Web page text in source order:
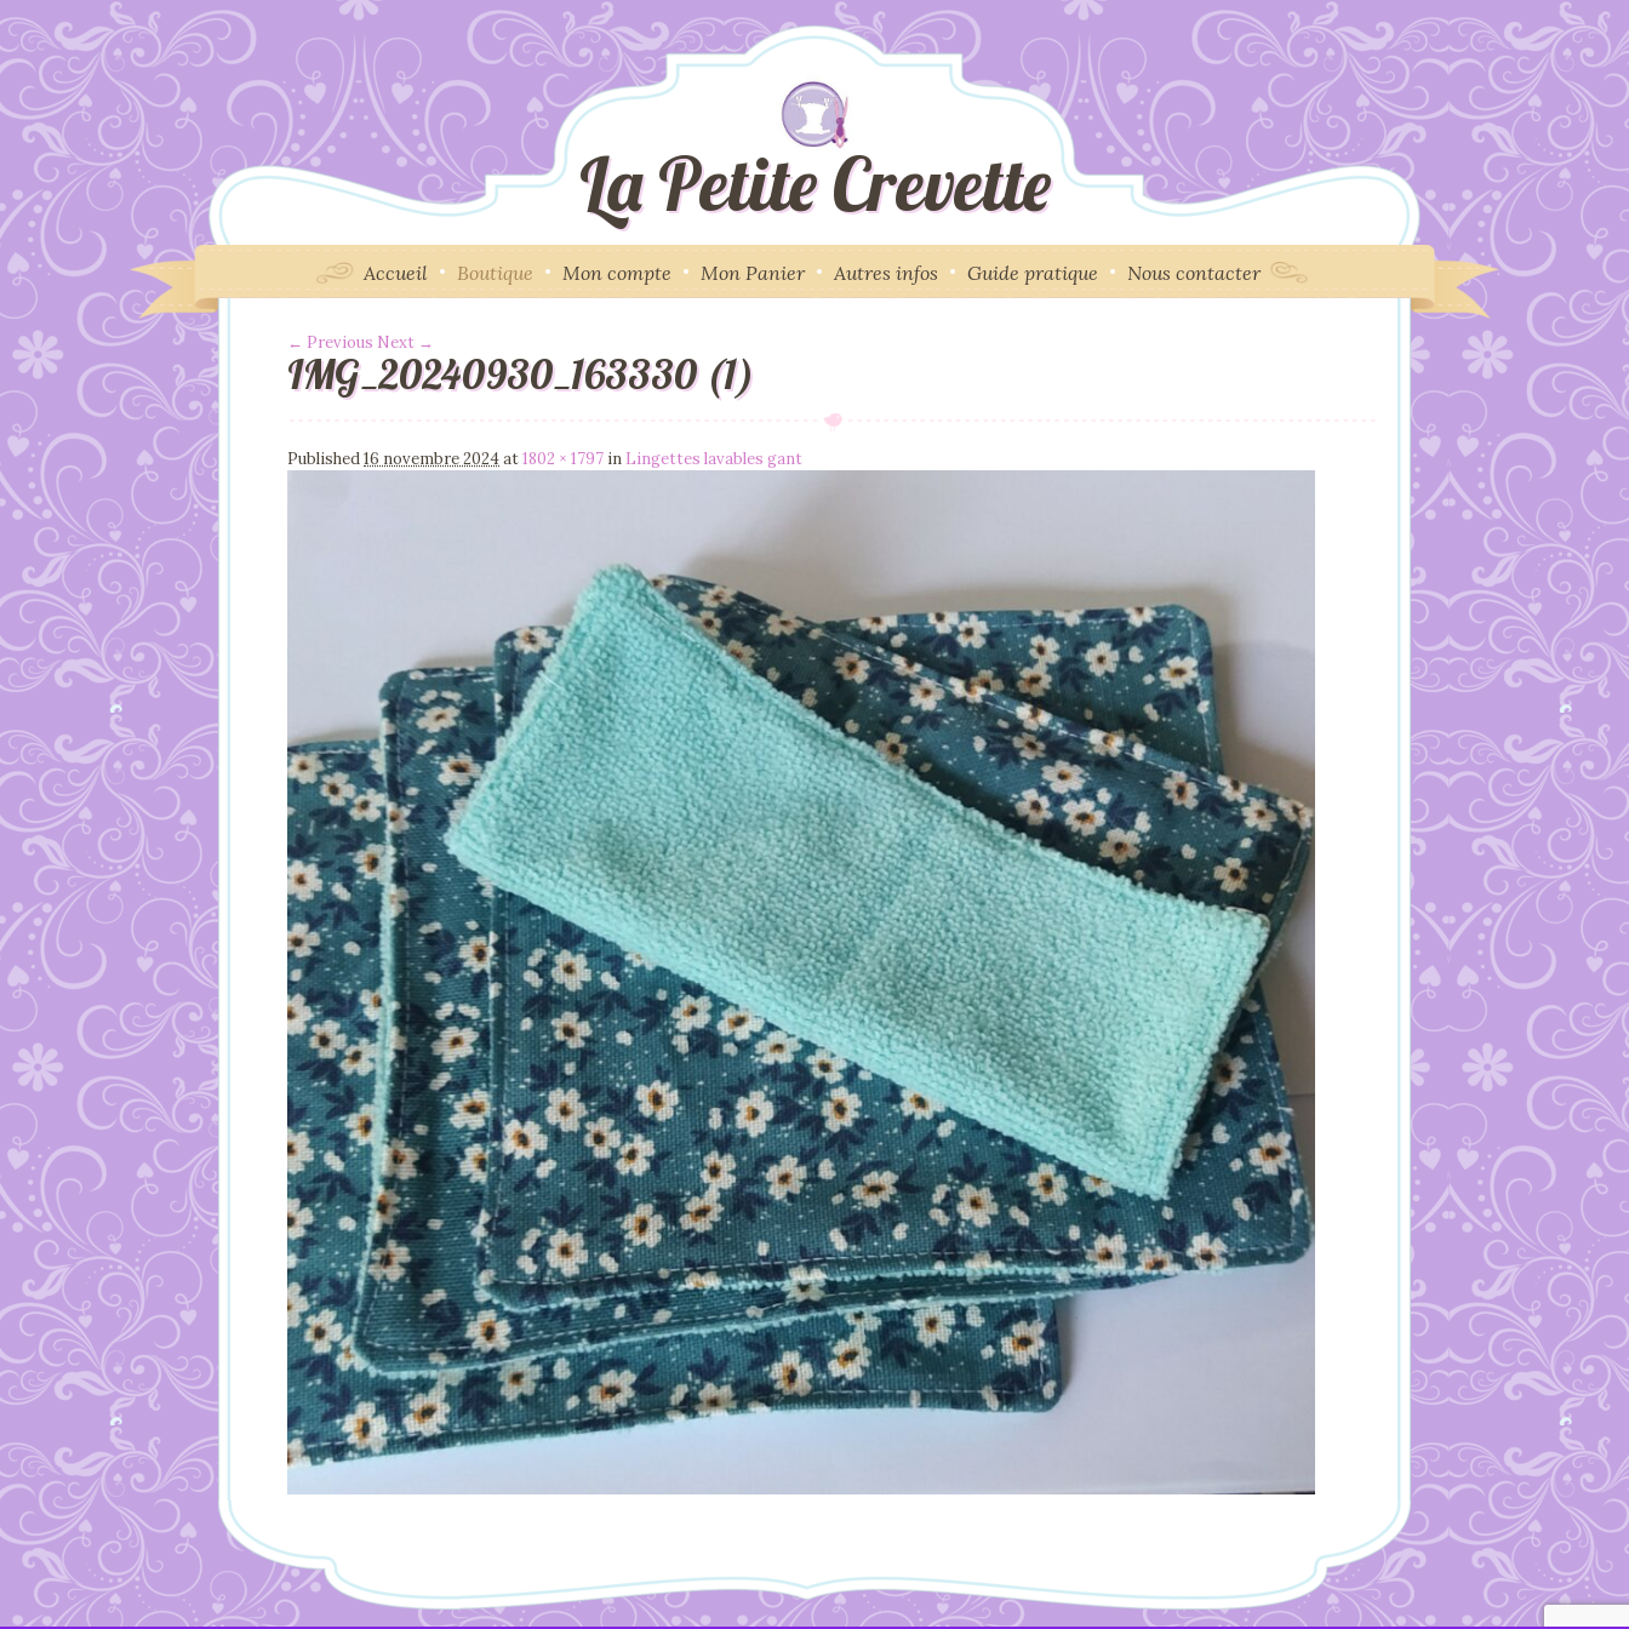
La Petite Crevette
Accueil Boutique Mon compte Mon Panier Autres infos Guide pratique Nous contacter
Image navigation
← Previous Next →
IMG_20240930_163330 (1)
Published16 novembre 2024at1802 × 1797 in Lingettes lavables gant